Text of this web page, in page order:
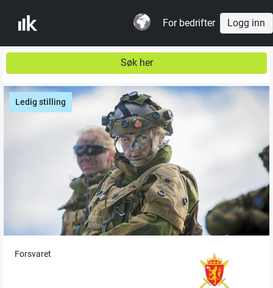
For bedrifter Logg inn
Søk her
Ledig stilling
Forsvaret